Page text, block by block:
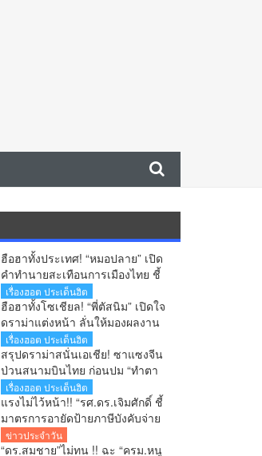
ฮือฮาทั้งประเทศ! “หมอปลาย” เปิด
คำทำนายสะเทือนการเมืองไทย ชี้
นายกฯคนใหม่ หนุ่มหน้าใหม่ พรรค
ใหม่ โปรไฟล์แกร่ง แบ็กแน่น ท่าน
ยมบอก
เรื่องฮอต ประเด็นฮิต
ฮือฮาทั้งโซเชียล! “พี่ตัสนิม” เปิดใจ
ดราม่าแต่งหน้า ลั่นให้มองผลงาน
ไม่ใช่ใบหน้า เตือนคอมเมนต์เกิน
เลยระวังผิดกฎหมาย
เรื่องฮอต ประเด็นฮิต
สรุปดราม่าสนั่นเอเชีย! ซาแซงจีน
ป่วนสนามบินไทย ก่อนปม “ทำตา
ชี้” จุดกระแสเดือดข้ามประเทศ
เรื่องฮอต ประเด็นฮิต
แรงไม่ไว้หน้า!! “รศ.ดร.เจิมศักดิ์ ชี้
มาตรการอายัดป้ายภาษีบังคับจ่าย
ใบสั่ง รัฐกำลังลงโทษประชาชน
ก่อนศาลตัดสิน
ข่าวประจำวัน
“ดร.สมชาย”ไม่ทน !! ฉะ “ครม.หนู